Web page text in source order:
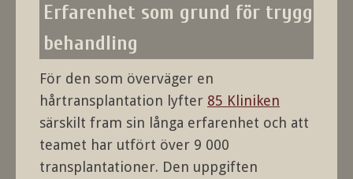
Erfarenhet som grund för trygg
behandling
För den som överväger en
hårtransplantation lyfter 85 Kliniken
särskilt fram sin långa erfarenhet och att
teamet har utfört över 9 000
transplantationer. Den uppgiften